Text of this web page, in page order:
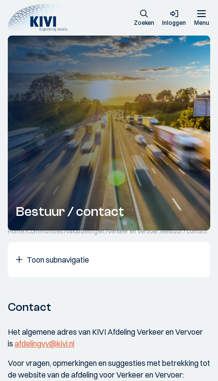
Zoeken Inloggen Menu
Bestuur / contact
Home Communities Vakafdelingen Verkeer en Vervoer Bestuur / contact
Toon subnavigatie
Contact
Het algemene adres van KIVI Afdeling Verkeer en Vervoer
is afdelingvv@kivi.nl
Voor vragen, opmerkingen en suggesties met betrekking tot
de website van de afdeling voor Verkeer en Vervoer: